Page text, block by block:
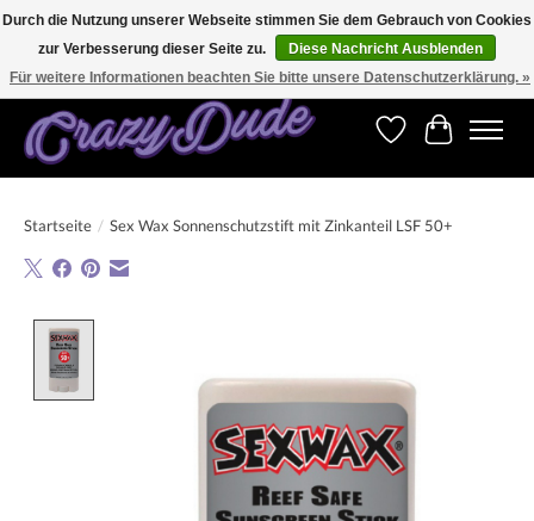
Versandkostenfrei bestellen ab CHF 200.00 in der Schweiz und ab EUR 250.00 in den
meisten Ländern weltweit.
Wunschzettel
Ihr
Startseite / Sex Wax Sonnenschutzstift mit Zinkanteil LSF 50+
Durch die Nutzung unserer Webseite stimmen Sie dem Gebrauch von Cookies
zur Verbesserung dieser Seite zu.
Diese Nachricht Ausblenden
Für weitere Informationen beachten Sie bitte unsere Datenschutzerklärung. »